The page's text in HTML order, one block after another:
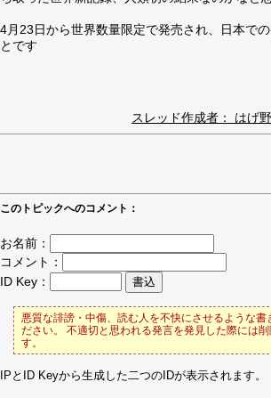
4月23日から世界数量限定で発売され、日本で
とです
スレッド作成者： は
このトピックへのコメント：
お名前：
コメント：
ID Key：
悪質な誹謗・中傷、読む人を不快にさせるような書
ださい。 不適切と思われる発言を発見した際には
す。
IPとID Keyから生成した二つのIDが表示されます。